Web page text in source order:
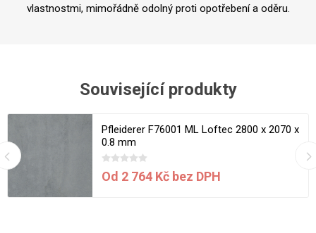
vlastnostmi, mimořádně odolný proti opotřebení a oděru.
Související produkty
Pfleiderer F76001 ML Loftec 2800 x 2070 x
0.8 mm
Od 2 764 Kč bez DPH